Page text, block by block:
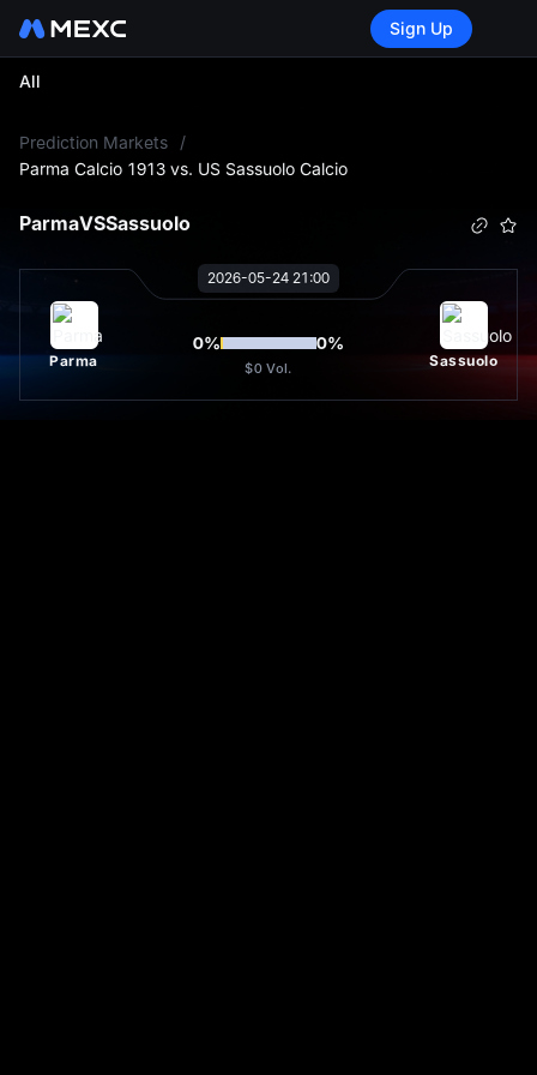
Sign Up
All
Prediction Markets
/
Parma Calcio 1913 vs. US Sassuolo Calcio
ParmaVSSassuolo
2026-05-24 21:00
Parma
0% 0%
$0 Vol. Sassuolo